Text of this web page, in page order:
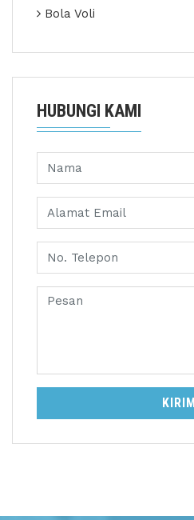
Bola Voli
HUBUNGI KAMI
KIRIM